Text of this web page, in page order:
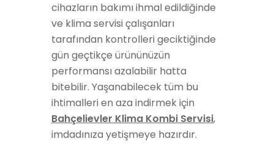
cihazların bakımı ihmal edildiğinde
ve klima servisi çalışanları
tarafından kontrolleri geciktiğinde
gün geçtikçe ürününüzün
performansı azalabilir hatta
bitebilir. Yaşanabilecek tüm bu
ihtimalleri en aza indirmek için
Bahçelievler Klima Kombi Servisi,
imdadınıza yetişmeye hazırdır.